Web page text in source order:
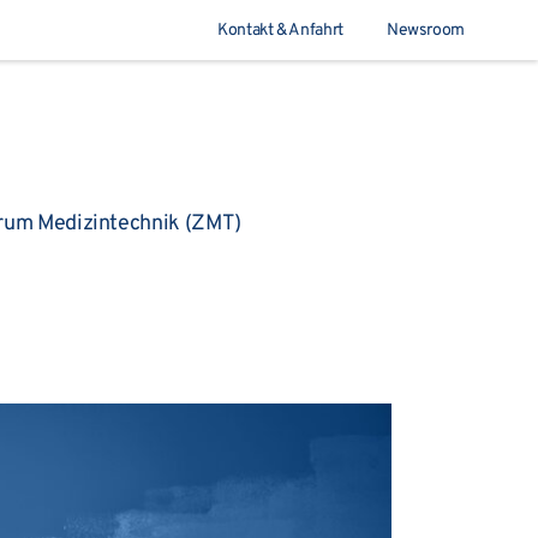
Kontakt & Anfahrt Newsroom
Medizintechnik (ZMT)